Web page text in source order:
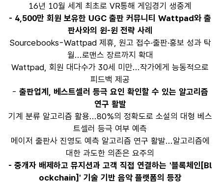
16년 10월 세계 최초로 VR통해 게임경기 생중계
- 4,500만 회원 보유한 UGC 출판 커뮤니티 Wattpad와 출
판사와의 윈-윈 전략 사례
Sourcebooks-Wattpad 제휴, 원고 접수·출판·홍보 성과 탁
월...로맨스 장르까지 확대
Wattpad, 회원 대다수가 30세 미만...작가에게 능동적으로
피드백 제공
- 출판업계, 베스트셀러 등극 요인 확인할 수 있는 알고리즘
연구 활발
기계 분류 알고리즘 활용...80%의 정확도로 소설의 대형 베스
트셀러 등극 여부 예측
메이저 출판사 진영도 예측 알고리즘 연구 활발...알고리즘에
대한 과도한 의존은 요주의
- 중개자 배제하고 뮤지션과 고객 직접 연결하는 '블록체인[Bl
ockchain]' 기술 기반 음악 플랫폼의 등장